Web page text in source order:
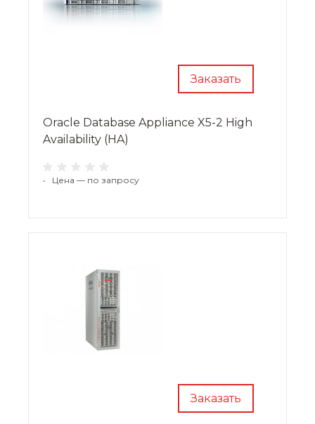
Заказать
Oracle Database Appliance X5-2 High
Availability (HA)
• Цена — по запросу
Заказать